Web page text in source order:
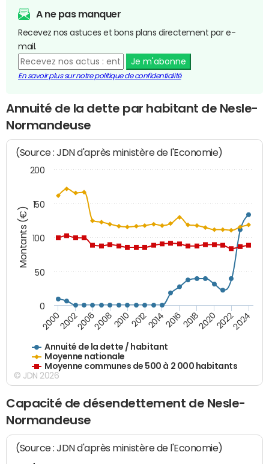
A ne pas manquer
Recevez nos astuces et bons plans directement par e-
mail.
Je m'abonne
En savoir plus sur notre politique de confidentialité
Annuité de la dette par habitant de Nesle-
Normandeuse
Montants (€)
(Source : JDN d'après ministère de l'Economie)
Annuité de la dette / habitant
Moyenne nationale
Moyenne communes de 500 à 2 000 habitants
200020022006200820102012201420162018202020222024
0
50
100
150
200
© JDN 2026
Capacité de désendettement de Nesle-
Normandeuse
(Source : JDN d'après ministère de l'Economie)